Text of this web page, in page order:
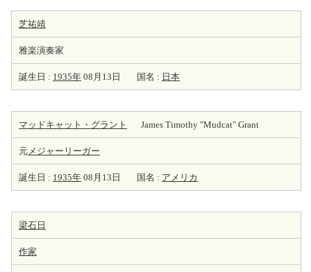
芝祐靖
雅楽演奏家
誕生日 : 1935年 08月13日 国名 : 日本
マッドキャット・グラント James Timothy "Mudcat" Grant
元メジャーリーガー
誕生日 : 1935年 08月13日 国名 : アメリカ
梁石日
作家